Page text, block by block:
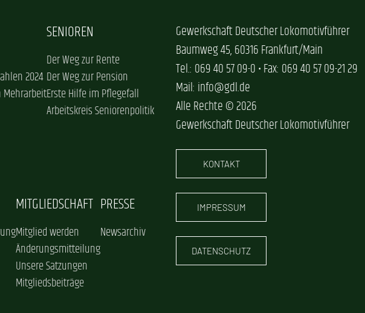
2024
SENIOREN
Der Weg zur Rente
Der Weg zur Pension
Erste Hilfe im Pflegefall
Arbeitskreis Seniorenpolitik
MITGLIEDSCHAFT
Mitglied werden
Änderungsmitteilung
Unsere Satzungen
Mitgliedsbeiträge
PRESSE
Newsarchiv
Gewerkschaft Deutscher Lokomotivführer
Baumweg 45, 60316 Frankfurt/Main
Tel.: 069 40 57 09-0 • Fax: 069 40 57 09-21 29
Mail: info@gdl.de
Alle Rechte © 2026
Gewerkschaft Deutscher Lokomotivführer
KONTAKT
IMPRESSUM
DATENSCHUTZ